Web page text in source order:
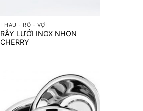
THAU - RỔ - VỢT
RÂY LƯỚI INOX NHỌN
CHERRY